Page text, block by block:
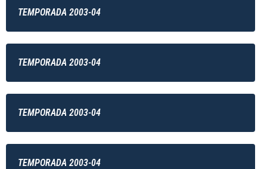
TEMPORADA 2003-04
TEMPORADA 2003-04
TEMPORADA 2003-04
TEMPORADA 2003-04